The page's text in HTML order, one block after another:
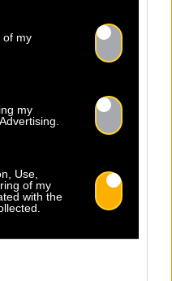
of my
my
Use,
of my
with the
LES
in